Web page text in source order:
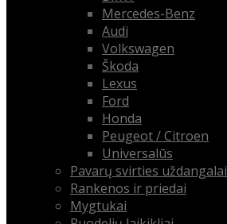
Mercedes-Benz
Audi
Volkswagen
Škoda
Lexus
Ford
Honda
Peugeot / Citroen
Universalūs
Pavarų svirties uždangalai
Rankenos ir priedai
Mygtukai